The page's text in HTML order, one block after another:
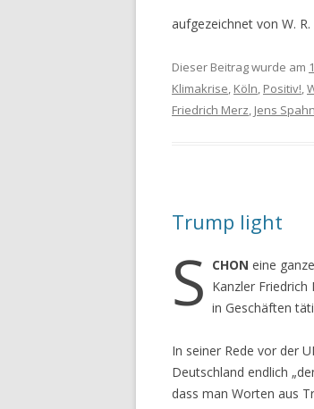
aufgezeichnet von W. R.
Dieser Beitrag wurde am
Klimakrise, Köln, Positiv!,
Friedrich Merz, Jens Spahn
Trump light
S CHON eine
Kanzler
in Geschäften
In seiner Rede vor der
Deutschland endlich
dass man Worten aus